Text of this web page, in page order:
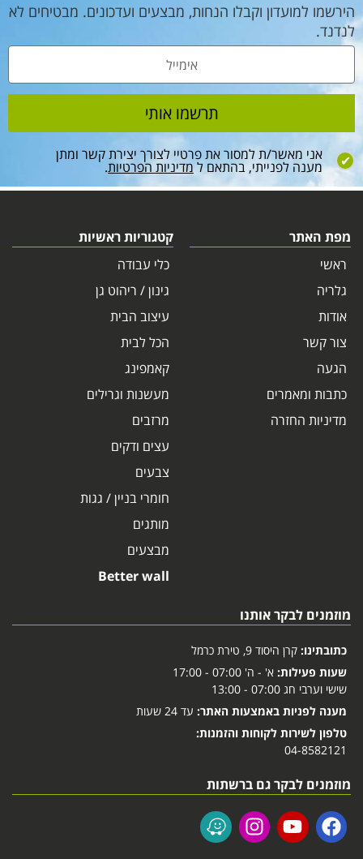
הירשמו למועדון וקבלו הנחות, מבצעים ועדכונים. מבטיחים לא
לנדנד.
אני מאשר/ת למסור את פרטיי לצורך יצירת קשר ומתן
מענה לפנייתי, בהתאם למדיניות הפרטיות.
תרשמו אותי
מפת האתר
ראשי
גלריה
אודות
צור קשר
הגעה
כתבות ומאמרים
מדיניות החזרה
קטגוריות ראשיות
כלי עבודה
גינון / ריהוט גן
עיצוב הבית
הכל לבית
קאמפינג
מעשנות וגרילים
מרזבים
עצים ודקים
צבעים
חומרי בניין / גגות
מותגים
מבצעים
Better wall
מוזמנים לבקר אותנו
כתובתינו: קרן היסוד 9, טירת כרמל
שעות פעילות: א' - ה' 07:00 - 17:00
שישי וערבי חג 07:00 - 13:00
מענה לפניות באמצעות האתר: עד 24 שעות
טלפון לשירות לקוחות והזמנות:
04-8582121
מוזמנים לבקר גם ברשתות